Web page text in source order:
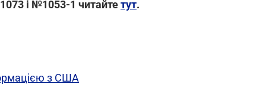
і №1053-1 читайтетут.
з США